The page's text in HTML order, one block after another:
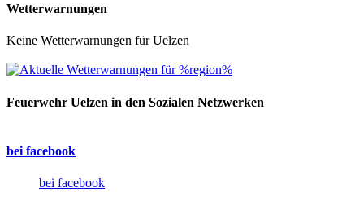
Wetterwarnungen
Keine Wetterwarnungen für Uelzen
Feuerwehr Uelzen in den Sozialen Netzwerken
bei facebook
bei facebook